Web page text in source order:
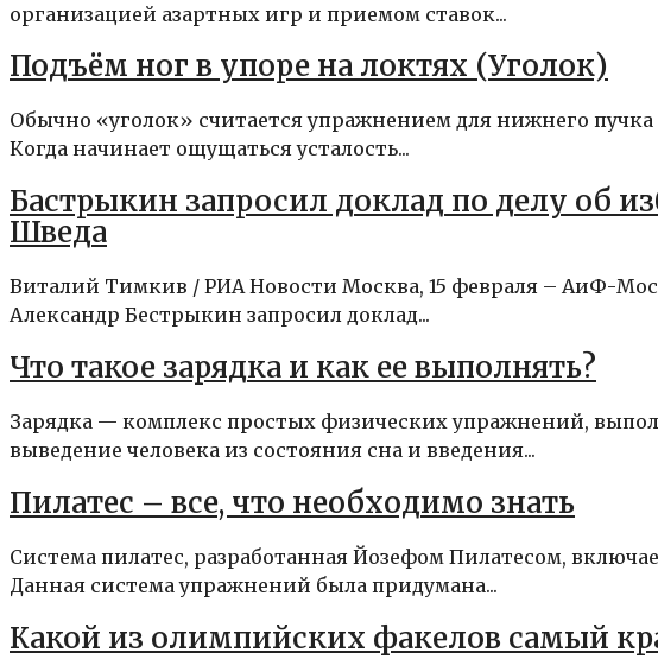
организацией азартных игр и приемом ставок...
Подъём ног в упоре на локтях (Уголок)
Обычно «уголок» считается упражнением для нижнего
Когда начинает ощущаться усталость...
Бастрыкин запросил доклад по делу об
Шведа
Виталий Тимкив / РИА Новости Москва, 15 февраля – АиФ-
Александр Бестрыкин запросил доклад...
Что такое зарядка и как ее выполнять?
Зарядка — комплекс простых физических упражнений,
выведение человека из состояния сна и введения...
Пилатес – все, что необходимо знать
Система пилатес, разработанная Йозефом Пилатесом,
Данная система упражнений была придумана...
Какой из олимпийских факелов самый